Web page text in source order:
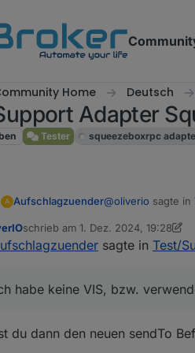
Home Deutsch
Adapter
Tester squeezeboxrpc
A Aufschlagzuender@oliverio sagte in
Sieht eigentlich
Dann das
Das muss
Die Player/
schrieb am 1. Dez. 2024, 19:28
zuletzt editiert von OliverIO12.
sagte in Test/
habe keine VIS, bzw.
du dann den neuen sendTo